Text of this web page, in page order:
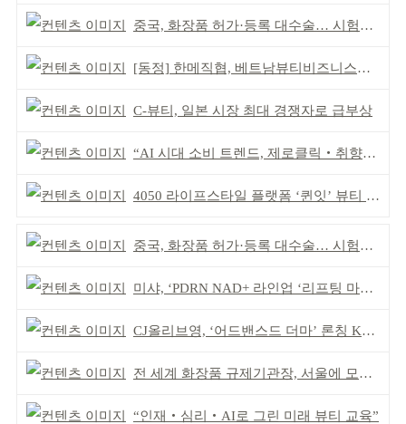
중국, 화장품 허가·등록 대수술… 시험자료 공용 허용
[동정] 한메직협, 베트남뷰티비즈니스협회와 MOU
C-뷰티, 일본 시장 최대 경쟁자로 급부상
“AI 시대 소비 트렌드, 제로클릭‧취향표출‧아날로그”
4050 라이프스타일 플랫폼 ‘퀸잇’ 뷰티 성장세
중국, 화장품 허가·등록 대수술… 시험자료 공용 허용
미샤, ‘PDRN NAD+ 라인업 ‘리프팅 마스크’ 출시
CJ올리브영, ‘어드밴스드 더마’ 론칭 K더마 육성 박차
전 세계 화장품 규제기관장, 서울에 모인다
“인재‧심리‧AI로 그린 미래 뷰티 교육”